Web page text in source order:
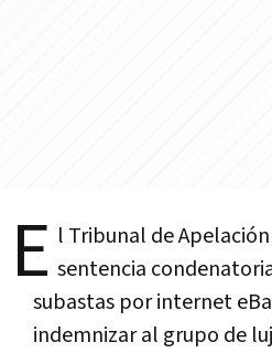
E l Tribunal de
sentencia
subastas por internet
indemnizar al grupo de